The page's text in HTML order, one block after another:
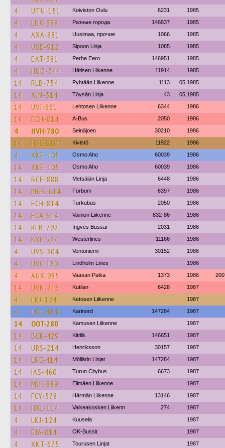
4 UTU-151 Koiviston Oulu 6231 1985
4 LHX-388 Разные города 146837 1985
4 AXA-881 Uusimaa, прочие 1066 1985
4 USE-912 Sipoon Linja 1085 1985
4 EAT-381 Perhe Eero 146951 1985
4 HUO-744 Hätisen Liikenne 11914 1985
14 RLB-754 Pyhtään Liikenne 1113 05.1985
14 XJN-314 Töysän Linja 43 05.1985
14 UVJ-661 Lehtosen Liikenne 6344 1986
14 ECH-814 A-Bus 2050 1986
4 HVH-780 Seinäjoen 30210 1986
14 HVL-610 Kivistö 11922 1986
4 XKE-105 Osmo Aho 60039 1986
14 XKE-105 Osmo Aho 60039 1986
14 BCE-888 Metsälän Linja 6448 1986
14 MGB-614 Förbom 6397 1986
14 ECH-814 Turkubus 2050 1986
14 ECA-614 Vainion Liikenne 832-86 1986
14 RLB-792 Ingves Bussar 2031 1986
14 KYL-527 Westerlines 11166 1986
4 UVS-304 Ventoniemi 30152 1986
4 UVC-150 Lindholm Lines 1986
4 AGX-985 Vaasan Paika 1373 1986
14 UVN-216 Kutilan 6428 1987
4 LKJ-124 Ketosen Liikenne 1987
4 LKC-414 Karinord 147284 1987
14 OOT-280 Kamusen Liikenne 1987
14 BCK-429 Kittilä 146651 1987
14 URS-214 Henriksson 30157 1987
14 LKC-414 Möllärin Linjat 147284 1987
14 IAS-460 Turun Citybus 6673 1987
14 MJK-889 Elimäen Liikenne 1987
14 FCY-578 Härmän Liikenne 13146 1987
14 HXL-114 Valkeakosken Liikenn 274 1987
4 LKJ-124 Kuusela 1987
4 EJA-814 OK-Bussit 1987
4 XKT-675 Tourusen Linjat 1987